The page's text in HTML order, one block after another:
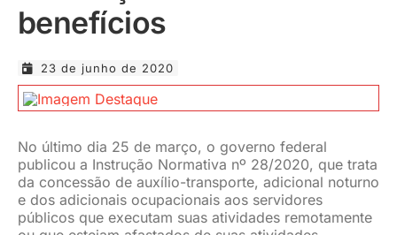
GALERIAS
EVENTOS
JURÍDICO
CLUBE
benefícios
23 de junho de 2020
No último dia 25 de março, o governo federal
publicou a Instrução Normativa nº 28/2020, que trata
da concessão de auxílio-transporte, adicional noturno
e dos adicionais ocupacionais aos servidores
públicos que executam suas atividades remotamente